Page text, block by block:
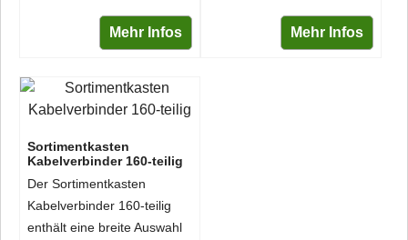
Mehr Infos Mehr Infos
Sortimentkasten
Kabelverbinder 160-teilig
Der Sortimentkasten
Kabelverbinder 160-teilig
enthält eine breite Auswahl